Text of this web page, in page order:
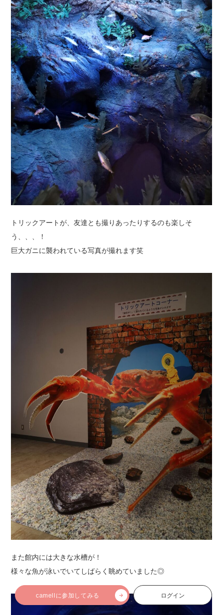
camellに参加してみる ログイン
トリックアートが、友達とも撮りあったりするのも楽しそ
う、、、！
巨大ガニに襲われている写真が撮れます笑
また館内には大きな水槽が！
様々な魚が泳いでいてしばらく眺めていました◎